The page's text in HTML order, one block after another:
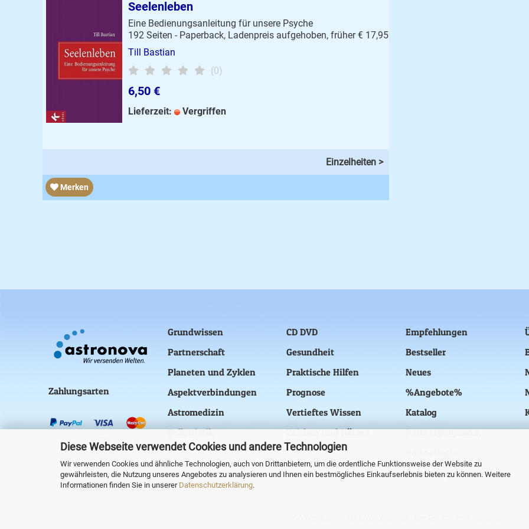
Diese Webseite verwendet Cookies und andere Technologien
Wir verwenden Cookies und ähnliche Technologien, auch von Drittanbietern, um die ordentliche Funktionsweise der Website zu
gewährleisten, die Nutzung unseres Angebotes zu analysieren und Ihnen ein bestmögliches Einkaufserlebnis bieten zu können. Weitere
Informationen finden Sie in unserer Datenschutzerklärung.
Seelenleben
Eine Bedienungsanleitung für unsere Psyche
192 Seiten - Paperback, Ladenpreis aufgehoben, früher € 17,95
Till Bastian
(0)
6,50 €
Lieferzeit: Vergriffen
Einzelheiten >
Merken
Zahlungsarten
Grundwissen
Partnerschaft
Planeten und Zyklen
Aspektverbindungen
Astromedizin
Belletristik
CD DVD
Gesundheit
Praktische Hilfen
Prognose
Vertieftes Wissen
Zeichen und Häuser
Empfehlungen
Bestseller
Neues
%Angebote%
Katalog
Partnerprogramm
Partnerregistrierung